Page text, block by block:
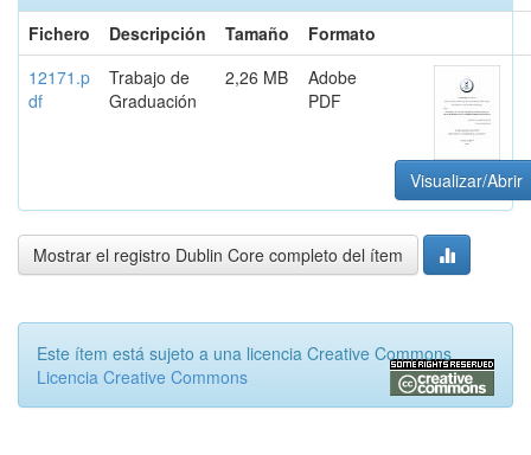
Fichero
Descripción Tamaño
Formato
12171.p
df
Trabajo de
Graduación
2,26 MB
Adobe
PDF
Visualizar/Abrir
Mostrar el registro Dublin Core completo del ítem
Este ítem está sujeto a una licencia Creative Commons
Licencia Creative Commons